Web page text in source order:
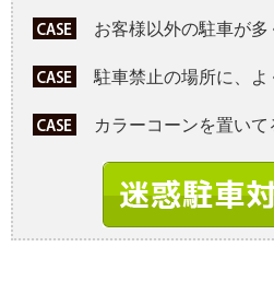
お客様以外の駐車が多
駐車禁止の場所に、よ
カラーコーンを置い